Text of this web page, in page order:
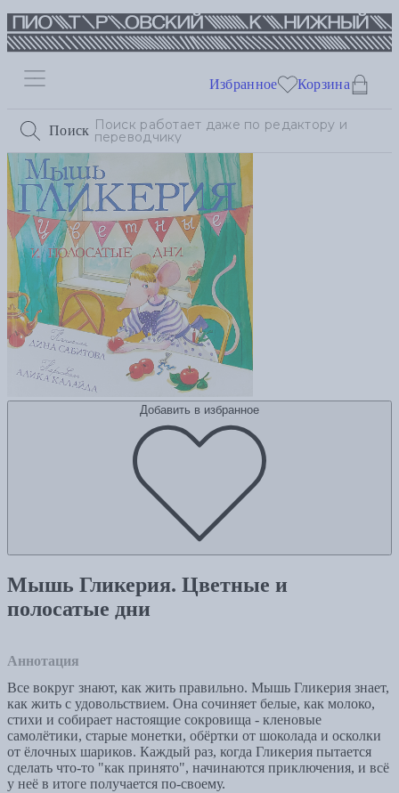
Поиск
Избранное Корзина
Добавить в избранное
Мышь Гликерия. Цветные и
полосатые дни
Аннотация
Все вокруг знают, как жить правильно. Мышь Гликерия знает,
как жить с удовольствием. Она сочиняет белые, как молоко,
стихи и собирает настоящие сокровища - кленовые
самолётики, старые монетки, обёртки от шоколада и осколки
от ёлочных шариков. Каждый раз, когда Гликерия пытается
сделать что-то "как принято", начинаются приключения, и всё
у неё в итоге получается по-своему.